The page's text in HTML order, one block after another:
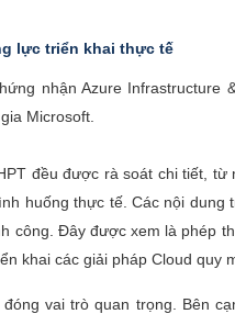
lực triển khai thực tế
nhận Azure Infrastructure
Microsoft.
đều được rà soát chi tiết,
huống thực tế. Các nội dung
công. Đây được xem là phép
khai các giải pháp Cloud quy
vai trò quan trọng. Bên